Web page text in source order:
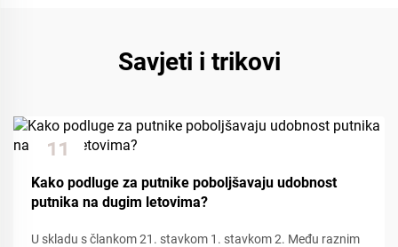
Savjeti i trikovi
11
Dec
Kako podluge za putnike poboljšavaju udobnost
putnika na dugim letovima?
U skladu s člankom 21. stavkom 1. stavkom 2. Među raznim